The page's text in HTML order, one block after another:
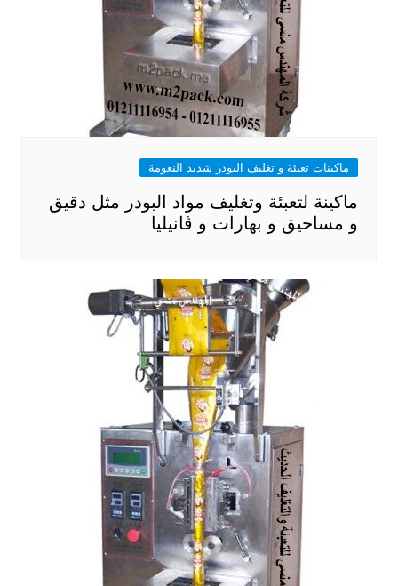
ماكينات تعبئة و تغليف البودر شديد النعومة
ماكينة لتعبئة وتغليف مواد البودر مثل دقيق
و مساحيق و بهارات و ڤانيليا